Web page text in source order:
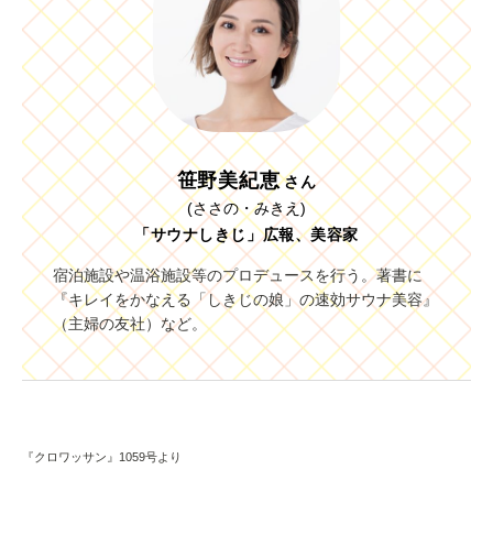
笹野美紀恵 さん
(ささの・みきえ)
「サウナしきじ」広報、美容家
宿泊施設や温浴施設等のプロデュースを行う。著書に
『キレイをかなえる「しきじの娘」の速効サウナ美容』
（主婦の友社）など。
『クロワッサン』1059号より